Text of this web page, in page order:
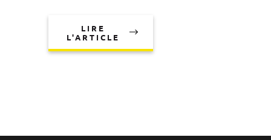
LIRE
L'ARTICLE